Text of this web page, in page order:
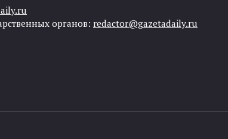
органов: redactor@gazetadaily.ru